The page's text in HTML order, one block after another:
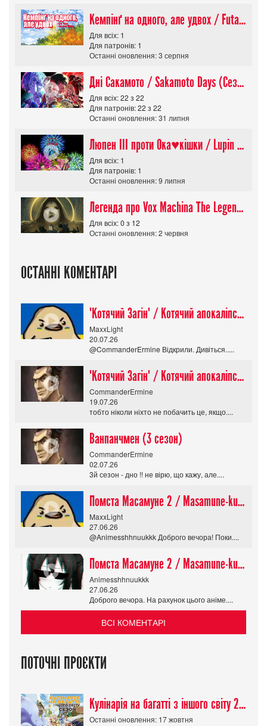
Кемпінґ на одного, але удвох / Futari Solo Camp
Для всіх: 1
Для патронів: 1
Останні оновлення: 3 серпня
Дні Сакамото / Sakamoto Days (Сезон 1)
Для всіх: 22 з 22
Для патронів: 22 з 22
Останні оновлення: 31 липня
Люпен ІІІ проти Ока♥кішки / Lupin III vs Cats Eye Movie
Для всіх: 1
Для патронів: 1
Останні оновлення: 9 липня
Легенда про Vox Machina The Legend of Vox Machina (Сезон 4)
Для всіх: 0 з 12
Останні оновлення: 2 червня
ОСТАННІ КОМЕНТАРІ
"Котячий Загін" / Котячий апокаліпсис / Cat Shit One
MaxxLight
20.07.26
@CommanderErmine Відкрили. Дивіться.....
"Котячий Загін" / Котячий апокаліпсис / Cat Shit One
CommanderErmine
19.07.26
тобто ніколи ніхто не побачить це, якщо....
Ванпанчмен (3 сезон)
CommanderErmine
02.07.26
3й сезон - дно !! не вірю, що кажу, але....
Помста Масамуне 2 / Masamune-kun no Revenge R
MaxxLight
27.06.26
@Animesshhnuukkk Доброго вечора! Поки....
Помста Масамуне 2 / Masamune-kun no Revenge R
Animesshhnuukkk
27.06.26
Доброго вечора. На рахунок цього аніме....
ВСІ КОМЕНТАРІ
ПОТОЧНІ ПРОЄКТИ
Кулінарія на багатті з іншого світу 2 сезон/ Tondemo Skill de Isekai Hourou
Останні оновлення: 17 жовтня